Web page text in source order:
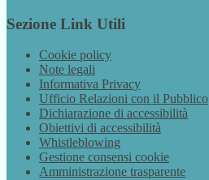
Sezione Link Utili
Cookie policy
Note legali
Informativa Privacy
Ufficio Relazioni con il Pubblico
Dichiarazione di accessibilità
Obiettivi di accessibilità
Whistleblowing
Gestione consensi cookie
Amministrazione trasparente